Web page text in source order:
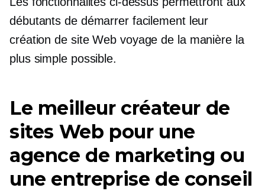
débutants de démarrer facilement leur
création de site Web voyage de la manière la
plus simple possible.
Le meilleur créateur de
sites Web pour une
agence de marketing ou
une entreprise de conseil